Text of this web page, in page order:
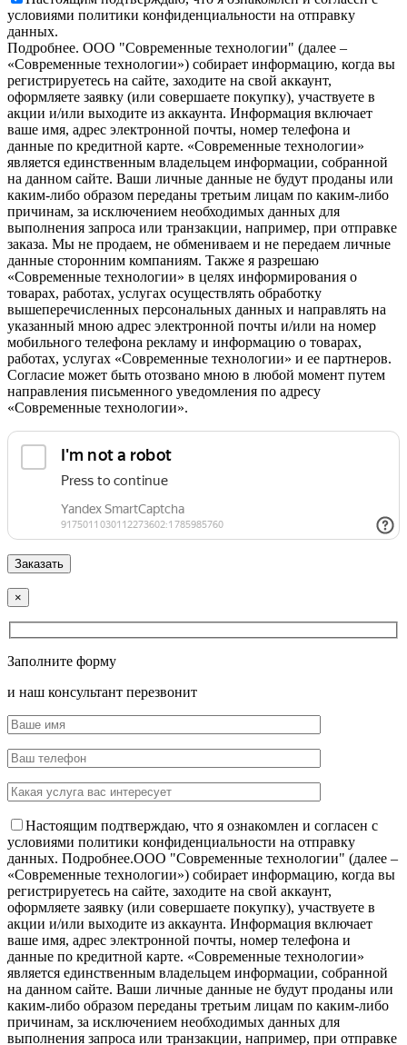
условиями политики конфиденциальности на отправку
данных.
Подробнее. OOO "Современные технологии" (далее –
«Современные технологии») собирает информацию, когда вы
регистрируетесь на сайте, заходите на свой аккаунт,
оформляете заявку (или совершаете покупку), участвуете в
акции и/или выходите из аккаунта. Информация включает
ваше имя, адрес электронной почты, номер телефона и
данные по кредитной карте. «Современные технологии»
является единственным владельцем информации, собранной
на данном сайте. Ваши личные данные не будут проданы или
каким-либо образом переданы третьим лицам по каким-либо
причинам, за исключением необходимых данных для
выполнения запроса или транзакции, например, при отправке
заказа. Мы не продаем, не обмениваем и не передаем личные
данные сторонним компаниям. Также я разрешаю
«Современные технологии» в целях информирования о
товарах, работах, услугах осуществлять обработку
вышеперечисленных персональных данных и направлять на
указанный мною адрес электронной почты и/или на номер
мобильного телефона рекламу и информацию о товарах,
работах, услугах «Современные технологии» и ее партнеров.
Согласие может быть отозвано мною в любой момент путем
направления письменного уведомления по адресу
«Современные технологии».
×
Заполните форму
и наш консультант перезвонит
Настоящим подтверждаю, что я ознакомлен и согласен с
условиями политики конфиденциальности на отправку
данных. Подробнее.OOO "Современные технологии" (далее –
«Современные технологии») собирает информацию, когда вы
регистрируетесь на сайте, заходите на свой аккаунт,
оформляете заявку (или совершаете покупку), участвуете в
акции и/или выходите из аккаунта. Информация включает
ваше имя, адрес электронной почты, номер телефона и
данные по кредитной карте. «Современные технологии»
является единственным владельцем информации, собранной
на данном сайте. Ваши личные данные не будут проданы или
каким-либо образом переданы третьим лицам по каким-либо
причинам, за исключением необходимых данных для
выполнения запроса или транзакции, например, при отправке